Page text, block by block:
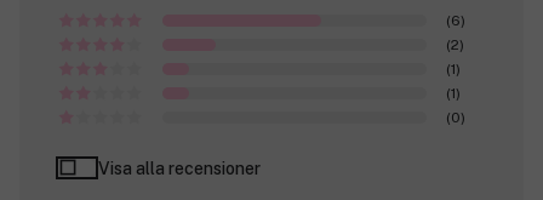
(6)
(2)
(1)
(1)
(0)
Visa alla recensioner